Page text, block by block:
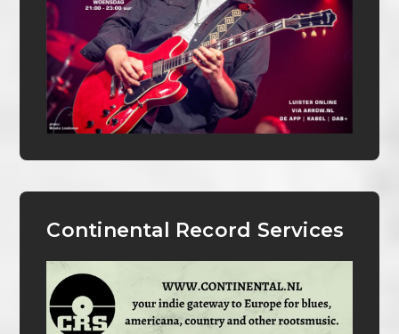
Continental Record Services